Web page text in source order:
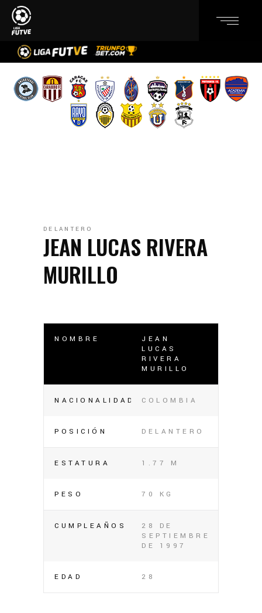
DELANTERO
JEAN LUCAS RIVERA
MURILLO
NOMBRE
JEAN
LUCAS
RIVERA
MURILLO
NACIONALIDAD COLOMBIA
POSICIÓN DELANTERO
ESTATURA 1.77 M
PESO 70 KG
CUMPLEAÑOS
28 DE
SEPTIEMBRE
DE 1997
EDAD 28